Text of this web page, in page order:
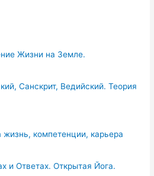
Жизни на Земле.
Санскрит, Ведийский. Теория
жизнь, компетенции, карьера
и Ответах. Открытая Йога.